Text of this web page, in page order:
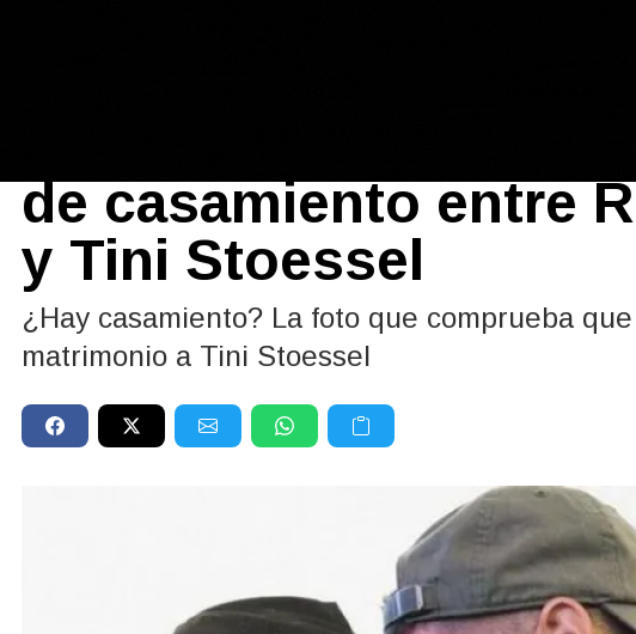
de casamiento entre
y Tini Stoessel
¿Hay casamiento? La foto que comprueba
matrimonio a Tini Stoessel